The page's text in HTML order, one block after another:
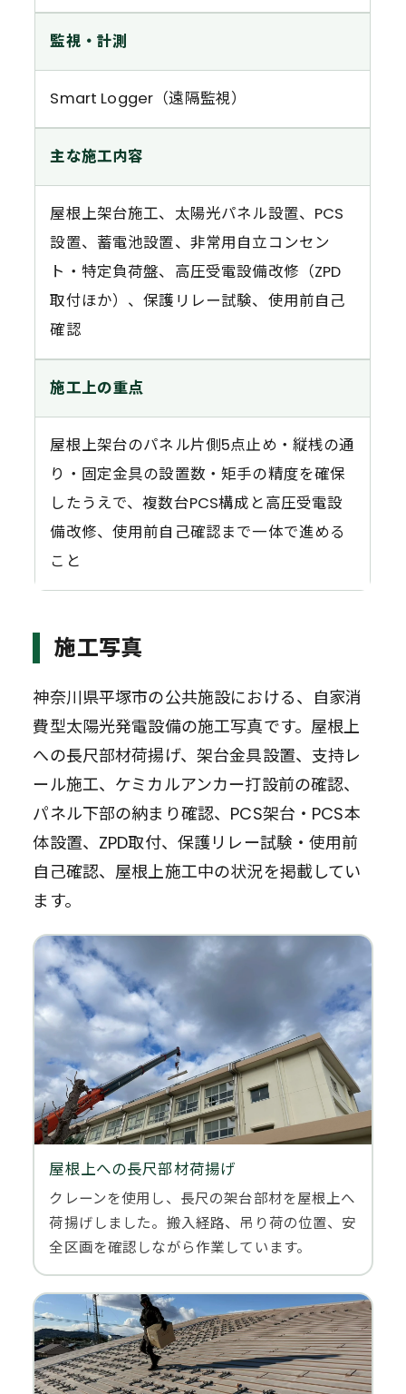
監視・計測
Smart Logger（遠隔監視）
主な施工内容
屋根上架台施工、太陽光パネル設置、PCS
設置、蓄電池設置、非常用自立コンセン
ト・特定負荷盤、高圧受電設備改修（ZPD
取付ほか）、保護リレー試験、使用前自己
確認
施工上の重点
屋根上架台のパネル片側5点止め・縦桟の通
り・固定金具の設置数・矩手の精度を確保
したうえで、複数台PCS構成と高圧受電設
備改修、使用前自己確認まで一体で進める
こと
施工写真
神奈川県平塚市の公共施設における、自家消
費型太陽光発電設備の施工写真です。屋根上
への長尺部材荷揚げ、架台金具設置、支持レ
ール施工、ケミカルアンカー打設前の確認、
パネル下部の納まり確認、PCS架台・PCS本
体設置、ZPD取付、保護リレー試験・使用前
自己確認、屋根上施工中の状況を掲載してい
ます。
屋根上への長尺部材荷揚げ
クレーンを使用し、長尺の架台部材を屋根上へ
荷揚げしました。搬入経路、吊り荷の位置、安
全区画を確認しながら作業しています。